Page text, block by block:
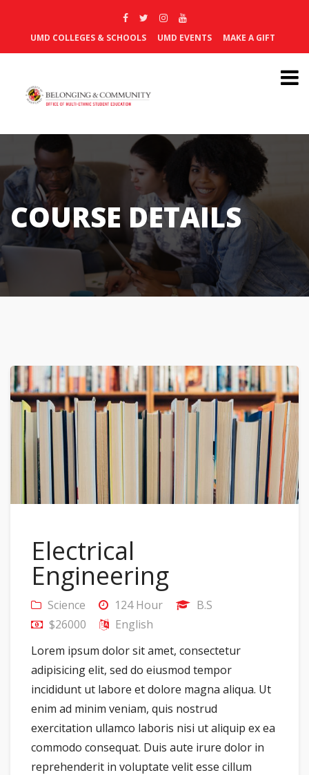
UMD COLLEGES & SCHOOLS UMD EVENTS MAKE A GIFT
COURSE DETAILS
Electrical
Engineering
Science 124 Hour
B.S
$26000
English
Lorem ipsum dolor sit amet, consectetur
adipisicing elit, sed do eiusmod tempor
incididunt ut labore et dolore magna aliqua. Ut
enim ad minim veniam, quis nostrud
exercitation ullamco laboris nisi ut aliquip ex ea
commodo consequat. Duis aute irure dolor in
reprehenderit in voluptate velit esse cillum